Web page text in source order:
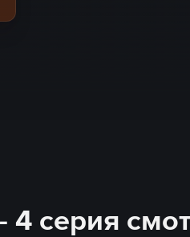
4 серия